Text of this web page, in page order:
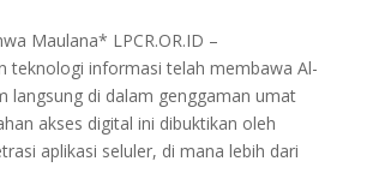
Maulana* LPCR.OR.ID –
teknologi informasi telah membawa Al-
langsung di dalam genggaman umat
akses digital ini dibuktikan oleh
aplikasi seluler, di mana lebih dari